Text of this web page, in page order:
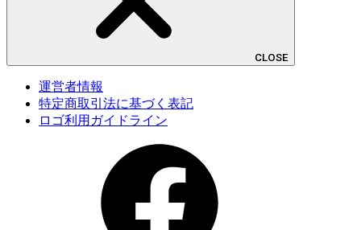
CLOSE
運営者情報
特定商取引法に基づく表記
ロゴ利用ガイドライン